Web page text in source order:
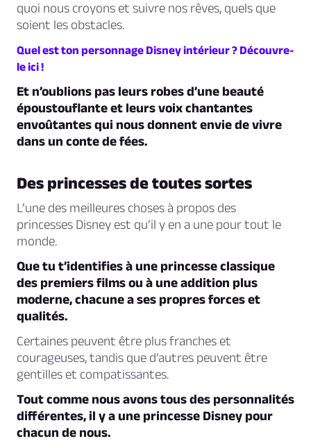
quoi nous croyons et suivre nos rêves, quels que
soient les obstacles.
Quel est ton personnage Disney intérieur ? Découvre-
le ici !
Et n’oublions pas leurs robes d’une beauté
époustouflante et leurs voix chantantes
envoûtantes qui nous donnent envie de vivre
dans un conte de fées.
Des princesses de toutes sortes
L’une des meilleures choses à propos des
princesses Disney est qu’il y en a une pour tout le
monde.
Que tu t’identifies à une princesse classique
des premiers films ou à une addition plus
moderne, chacune a ses propres forces et
qualités.
Certaines peuvent être plus franches et
courageuses, tandis que d’autres peuvent être
gentilles et compatissantes.
Tout comme nous avons tous des personnalités
différentes, il y a une princesse Disney pour
chacun de nous.